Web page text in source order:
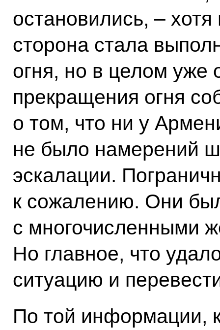
остановились, –
сторона стала
огня, но в целом уже
прекращения огня
о том, что ни у
не было намерений
эскалации.
к сожалению. Они
с многочисленными
Но главное, что
ситуацию и
По той информации,